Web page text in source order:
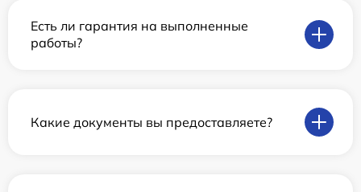
Есть ли гарантия на выполненные
работы?
Какие документы вы предоставляете?